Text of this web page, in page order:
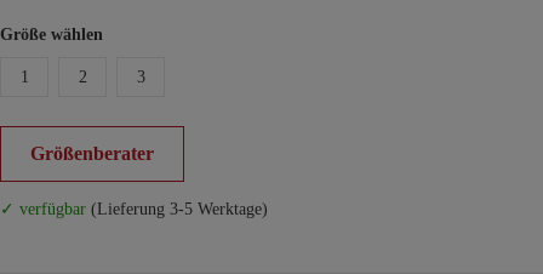
Größe wählen
1 2 3
Größenberater
✓ verfügbar (Lieferung 3-5 Werktage)